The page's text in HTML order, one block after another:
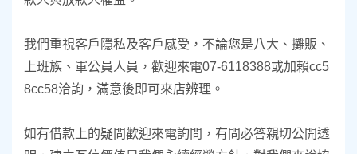
我們重視客戶隱私及客戶感受，不論您是八大、攤販、
上班族、軍公員人員， 歡迎來電07-6118388或加賴cc5
8cc58洽詢，滿意後即可來店辨理。
如有借款上的疑問歡迎來電詢問，有問必答親切公開透